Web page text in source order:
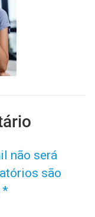
não será
são
*